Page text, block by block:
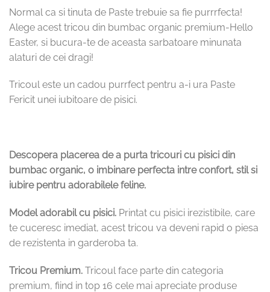
Normal ca si tinuta de Paste trebuie sa fie purrrfecta!
Alege acest tricou din bumbac organic premium-Hello
Easter, si bucura-te de aceasta sarbatoare minunata
alaturi de cei dragi!
Tricoul este un cadou purrfect pentru a-i ura Paste
Fericit unei iubitoare de pisici.
Descopera placerea de a purta tricouri cu pisici din
bumbac organic, o imbinare perfecta intre confort, stil si
iubire pentru adorabilele feline.
Model adorabil cu pisici. Printat cu pisici irezistibile, care
te cuceresc imediat, acest tricou va deveni rapid o piesa
de rezistenta in garderoba ta.
Tricou Premium. Tricoul face parte din categoria
premium, fiind in top 16 cele mai apreciate produse